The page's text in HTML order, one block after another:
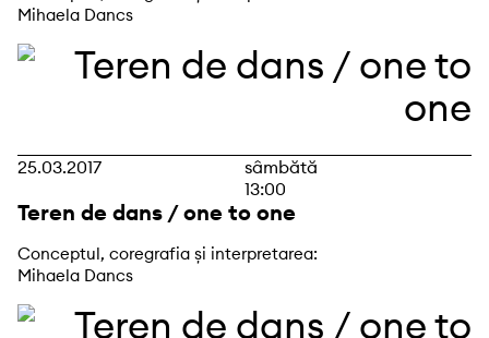
Mihaela Dancs
25.03.2017
sâmbătă
13:00
Teren de dans / one to one
Conceptul, coregrafia și interpretarea:
Mihaela Dancs